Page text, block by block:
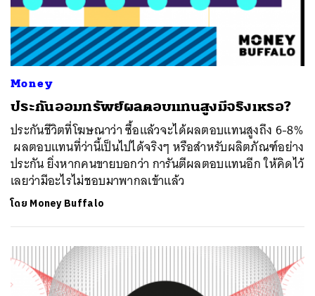
Money
ประกันออมทรัพย์ผลตอบแทนสูงมีจริงเหรอ?
ประกันชีวิตที่โฆษณาว่า ซื้อแล้วจะได้ผลตอบแทนสูงถึง 6-8%
ผลตอบแทนที่ว่านี้เป็นไปได้จริงๆ หรือสำหรับผลิตภัณฑ์อย่าง
ประกัน ยิ่งหากคนขายบอกว่า การันตีผลตอบแทนอีก ให้คิดไว้
เลยว่ามีอะไรไม่ชอบมาพากลเข้าแล้ว
โดย Money Buffalo